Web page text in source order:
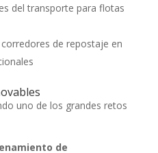
del transporte para flotas
de repostaje en
uno de los grandes retos
de